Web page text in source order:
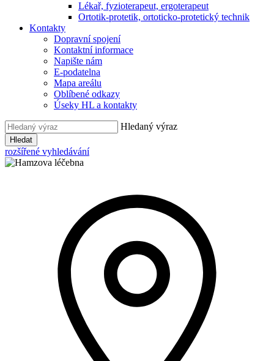
Lékař, fyzioterapeut, ergoterapeut
Ortotik-protetik, ortoticko-protetický technik
Kontakty
Dopravní spojení
Kontaktní informace
Napište nám
E-podatelna
Mapa areálu
Oblíbené odkazy
Úseky HL a kontakty
Hledaný výraz
Hledat
rozšířené vyhledávání